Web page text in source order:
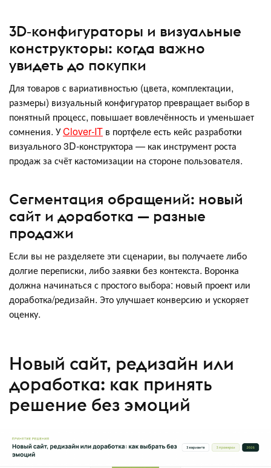
3D‑конфигураторы и визуальные
конструкторы: когда важно
увидеть до покупки
Для товаров с вариативностью (цвета, комплектации,
размеры) визуальный конфигуратор превращает выбор в
понятный процесс, повышает вовлечённость и уменьшает
сомнения. УClover‑IT в портфеле есть кейс разработки
визуального 3D‑конструктора — как инструмент роста
продаж за счёт кастомизации на стороне пользователя.
Сегментация обращений: новый
сайт и доработка — разные
продажи
Если вы не разделяете эти сценарии, вы получаете либо
долгие переписки, либо заявки без контекста. Воронка
должна начинаться с простого выбора: новый проект или
доработка/редизайн. Это улучшает конверсию и ускоряет
оценку.
Новый сайт, редизайн или
доработка: как принять
решение без эмоций